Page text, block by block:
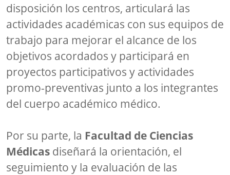
disposición los centros, articulará las
actividades académicas con sus equipos de
trabajo para mejorar el alcance de los
objetivos acordados y participará en
proyectos participativos y actividades
promo-preventivas junto a los integrantes
del cuerpo académico médico.
Por su parte, la Facultad de Ciencias
Médicas diseñará la orientación, el
seguimiento y la evaluación de las